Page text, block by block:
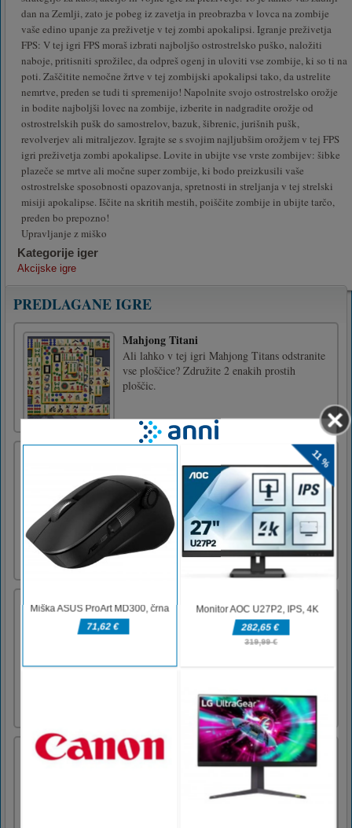
dan na Zemlji, zato je pobeg iz zavetja in preobrazba v lovca na zombije
vaše edino upanje za preživetje v tej zombi apokalipsi. Igranje preživetja
FPS: V tej igri FPS moraš izbrati najboljšo ostrostrelsko puško, naložiti
naboje, pritisniti sprožilec, da odpreš ogenj in uloviti vse zombije, ki so ti na
poti. Zaščitite nemočne žrtve v tej zombijski apokalipsi tako, da ustrelite
nemrtve, preden se tudi ti spremenijo! Napolnite svojo ostrostrelsko orožje
in bodite najboljši lovec na zombije, izberite in nadgradite orožje od
ostrostrelskih pušk do samostrelov, bazuk, šibrenic, jurišnih pušk,
revolverjev ali mitraljezov. Igrajte se s svojim najljubšim orožjem v tej FPS
igri preživetja zombi apokalipse. Lovite in ubijte vse vrste zombijev: šibke
plazeče se mrtve ali močne super zombije, ki bodo preizkusili vaše
ostrostrelske sposobnosti opazovanja, spretnosti in streljanja v tej strelski
misiji apokalipse. Iščite na skritih mestih, poiščite zombije in ubijte tarčo,
preden bo prepozno!
Upravljanje z miško
Kategorije iger
Akcijske igre
PREDLAGANE IGRE
Mahjong Titani
Ali lahko v tej igri Mahjong Titans odstranite
vse ploščice? Združite 2 enakih prostih
ploščic.
Puzzle Box - Brain Fun je možganska igra, ki
vsebuje več načinov. Soočili se boste z
različnimi intelektualnimi izzivi, da boste
razgibali svoje možgane in izboljšali svoj IQ!
Tu so različne priljubljene uganke, kot so igre
iskanja, presaditve las, sestavljanke in iger
ujemanja. [...]
LOF Shadow Match 2
LOF Shadow match je zabavna in poučna igra
za ujemanje senc za otroke. Poglejte figuro na
desni in kliknite senco, ki bi jo naredila. S
klikom na pravilno senco boste prejeli 500
odštejete 100 točk od vašega rezultata.Pravo
Izgubljeni otok
Zabavna in barvita igra Zuma in marmorja. V
istih frnikolov. Odstranite vse marmorje,